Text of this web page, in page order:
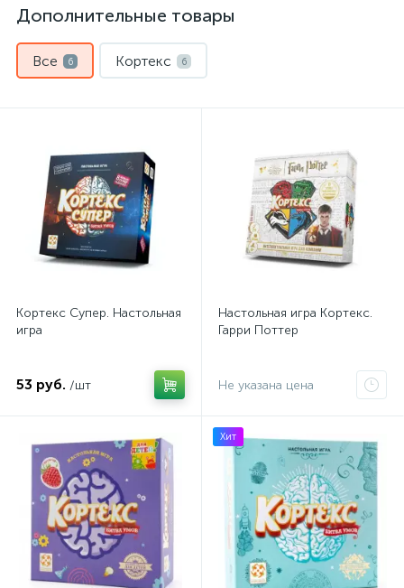
Дополнительные товары
Все 6 Кортекс 6
Кортекс Супеp. Настольная
игра
53 руб. /шт
Настольная игра Кортекс.
Гарри Поттер
Не указана цена
Хит